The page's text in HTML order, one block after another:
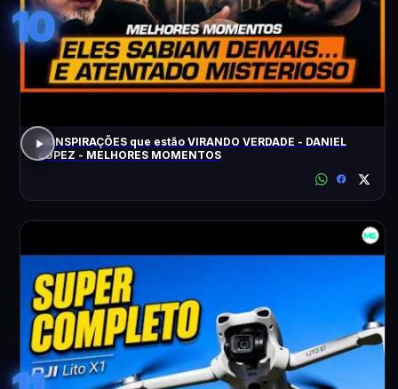
10
CONSPIRAÇÕES que estão VIRANDO VERDADE - DANIEL
LOPEZ - MELHORES MOMENTOS